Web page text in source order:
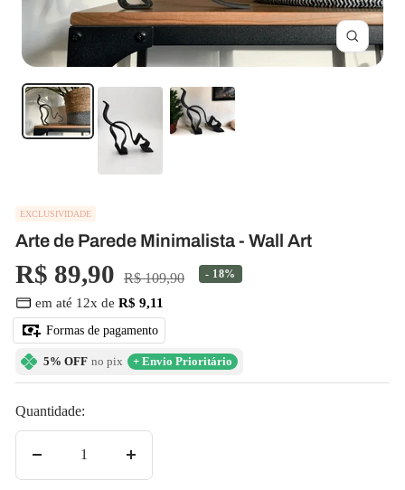
Zoom
EXCLUSIVIDADE
Arte de Parede Minimalista - Wall Art
Preço
promocional
R$ 89,90
Preço
normal
R$ 109,90 - 18%
em até 12x de R$ 9,11
Formas de pagamento
5% OFF no pix + Envio Prioritário
Quantidade: